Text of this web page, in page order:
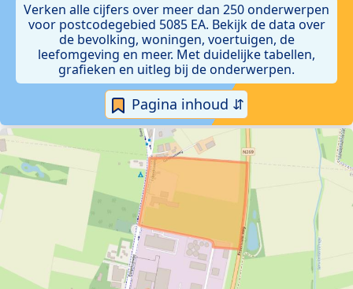
Verken alle cijfers over meer dan 250 onderwerpen
voor postcodegebied 5085 EA. Bekijk de data over
de bevolking, woningen, voertuigen, de
leefomgeving en meer. Met duidelijke tabellen,
grafieken en uitleg bij de onderwerpen.
Pagina inhoud ⇵